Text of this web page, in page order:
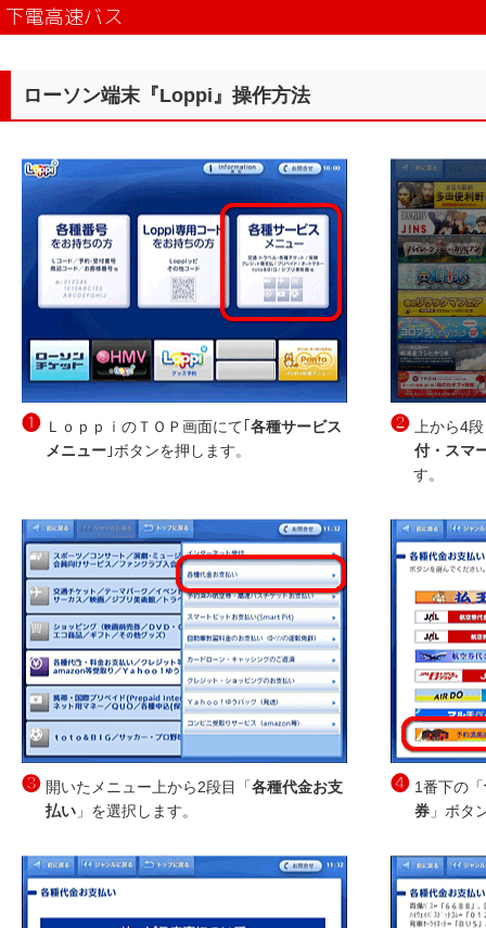
下電高速バス
ローソン端末『Loppi』操作方法
❶ ＬｏｐｐｉのＴＯＰ画面にて｢各種サービス
メニュー ｣ボタンを押します。
❷
上から4
付・スマ
す。
❸ 開いたメニュー上から2段目「各種代金お支
払い 」を選択します。
❹ 1番下の「
券 」ボタ